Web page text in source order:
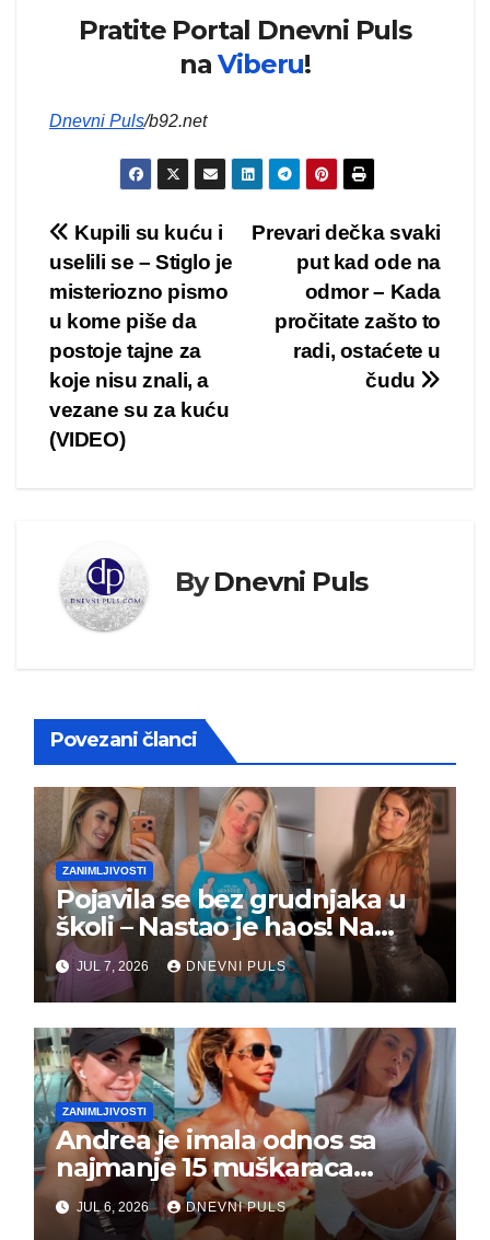
Pratite Portal Dnevni Puls
naViberu!
Dnevni Puls/b92.net
Kretanje
članka
Prevari dečka svaki
put kad ode na
odmor – Kada
pročitate zašto to
radi, ostaćete u
čudu
Kupili su kuću i
uselili se – Stiglo je
misteriozno pismo
u kome piše da
postoje tajne za
koje nisu znali, a
vezane su za kuću
(VIDEO)
ByDnevni Puls
Povezani članci
ZANIMLJIVOSTI
Pojavila se bez grudnjaka u
školi – Nastao je haos! Na
grupi je majke napale (FOTO)
JUL 7, 2026 DNEVNI PULS
ZANIMLJIVOSTI
Andrea je imala odnos sa
najmanje 15 muškaraca
odjednom – „Doktor mi je
rekao…“ (FOTO)
JUL 6, 2026 DNEVNI PULS